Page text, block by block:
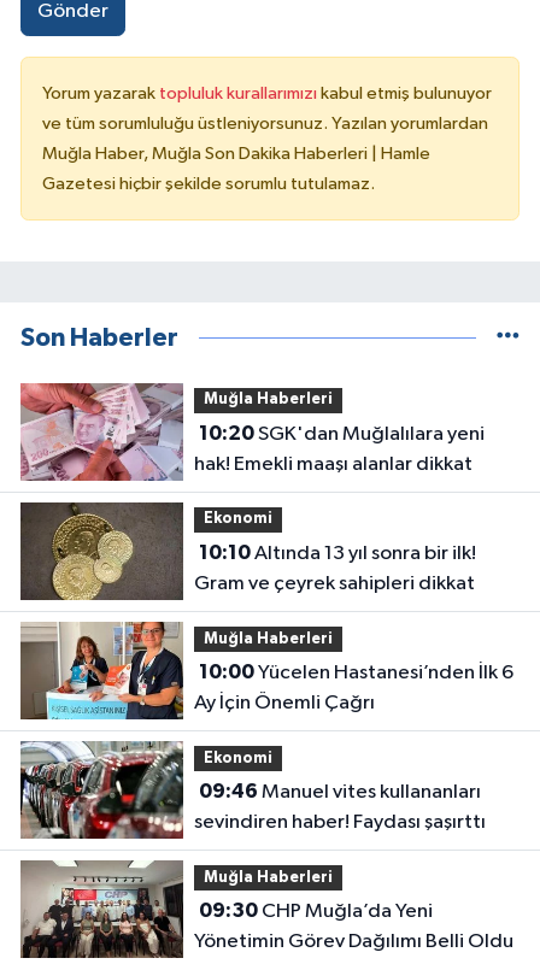
Gönder
Yorum yazarak topluluk kurallarımızı kabul etmiş bulunuyor
ve tüm sorumluluğu üstleniyorsunuz. Yazılan yorumlardan
Muğla Haber, Muğla Son Dakika Haberleri | Hamle
Gazetesi hiçbir şekilde sorumlu tutulamaz.
Son Haberler
Muğla Haberleri
10:20SGK'dan Muğlalılara yeni
hak! Emekli maaşı alanlar dikkat
Ekonomi
10:10Altında 13 yıl sonra bir ilk!
Gram ve çeyrek sahipleri dikkat
Muğla Haberleri
10:00Yücelen Hastanesi’nden İlk 6
Ay İçin Önemli Çağrı
Ekonomi
09:46
sevindiren haber! Faydası şaşırttı
Muğla Haberleri
09:30CHP Muğla’da Yeni
Yönetimin Görev Dağılımı Belli Oldu